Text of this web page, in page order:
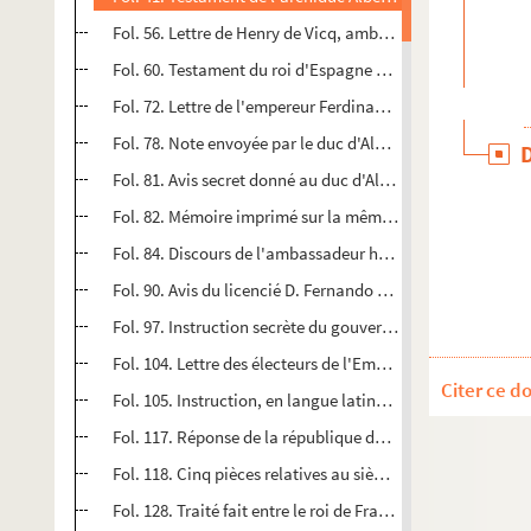
Fol. 56. Lettre de Henry de Vicq, ambassadeur de
Fol. 60. Testament du roi d'Espagne Philippe III
Fol. 72. Lettre de l'empereur Ferdinand II sur les
Fol. 78. Note envoyée par le duc d'Albe au Saint-Siège
Fol. 81. Avis secret donné au duc d'Albe sur le même sujet
Fol. 82. Mémoire imprimé sur la même question, suivi
Fol. 84. Discours de l'ambassadeur hollandais à Paris
Fol. 90. Avis du licencié D. Fernando de Contreras sur
Fol. 97. Instruction secrète du gouvernement français sur
Fol. 104. Lettre des électeurs de l'Empire au roi de
Fol. 105. Instruction, en langue latine, de l'empereur
Fol. 117. Réponse de la république de Venise à
Fol. 118. Cinq pièces relatives au siège et à la prise de
Fol. 128. Traité fait entre le roi de France et le duc de
Citer ce